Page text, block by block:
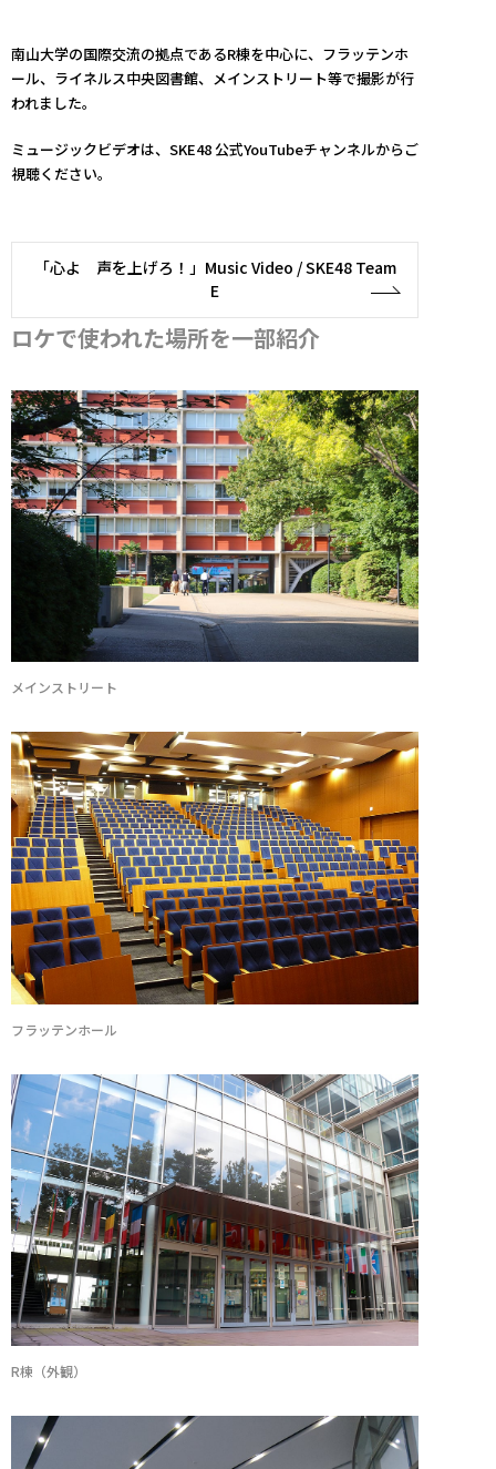
南山大学の国際交流の拠点であるR棟を中心に、フラッテンホ
ール、ライネルス中央図書館、メインストリート等で撮影が行
われました。
ミュージックビデオは、SKE48 公式YouTubeチャンネルからご
視聴ください。
「心よ 声を上げろ！」Music Video / SKE48 Team
E
ロケで使われた場所を一部紹介
メインストリート
フラッテンホール
R棟（外観）